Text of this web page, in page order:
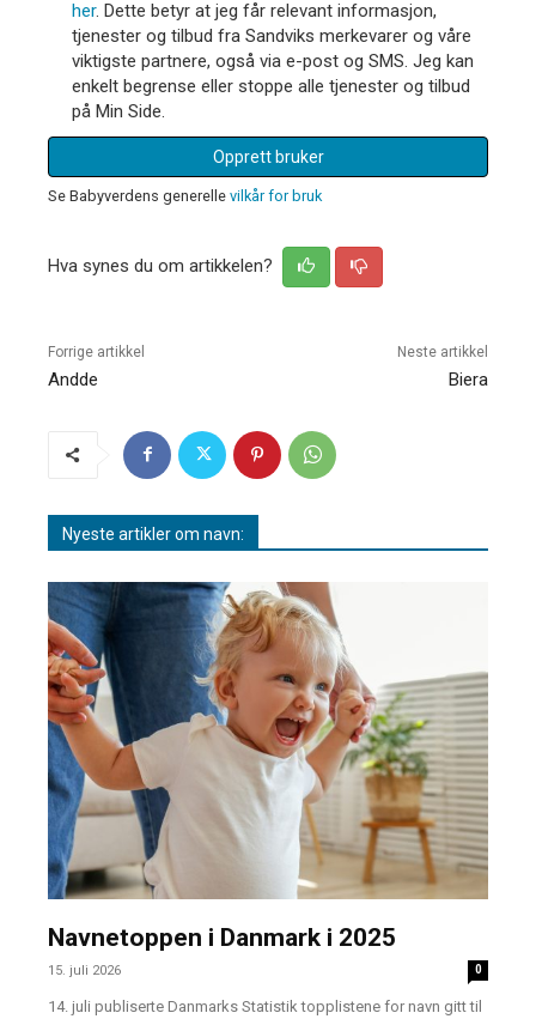
her. Dette betyr at jeg får relevant informasjon,
tjenester og tilbud fra Sandviks merkevarer og våre
viktigste partnere, også via e-post og SMS. Jeg kan
enkelt begrense eller stoppe alle tjenester og tilbud
på Min Side.
Opprett bruker
Se Babyverdens generelle vilkår for bruk
Hva synes du om artikkelen?
Forrige artikkel
Andde
Neste artikkel
Biera
Nyeste artikler om navn:
Navnetoppen i Danmark i 2025
15. juli 2026 0
14. juli publiserte Danmarks Statistik topplistene for navn gitt til